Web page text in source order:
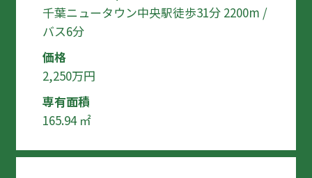
千葉ニュータウン中央駅徒歩31分 2200m /
バス6分
価格
2,250万円
専有面積
165.94 ㎡